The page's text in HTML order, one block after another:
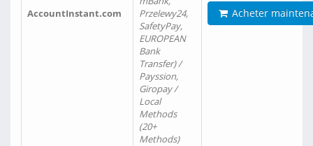
AccountInstant.com
Przelewy24,
SafetyPay,
EUROPEAN
Bank
Transfer) /
Payssion,
Giropay /
Local
Methods
(20+
Methods)
Acheter